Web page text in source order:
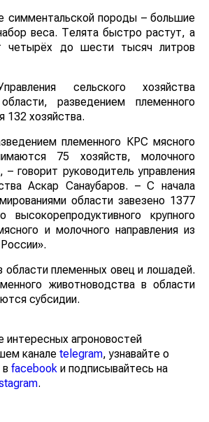
симментальской породы – большие
веса. Телята быстро растут, а
четырёх до шести тысяч литров
сельского хозяйства
разведением племенного
132 хозяйства.
племенного КРС мясного
75 хозяйств, молочного
– говорит руководитель управления
Аскар Санаубаров. – С начала
области завезено 1377
высокорепродуктивного крупного
и молочного направления из
области племенных овец и лошадей.
животноводства в области
субсидии.
агроновостей
канале telegram, узнавайте о
facebook и подписывайтесь на
.